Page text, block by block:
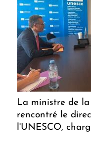
La ministre de
rencontré le
l'UNESCO,